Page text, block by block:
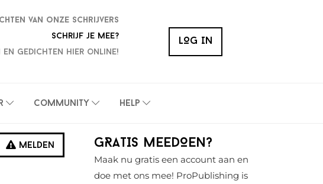
van onze schrijvers
Schrijf je mee?
en gedichten hier online!
LOG IN
Community Help
Melden
Primaire
Sidebar
GRATIS MEEDOEN?
Maak nu gratis een account aan en
doe met ons mee! ProPublishing is